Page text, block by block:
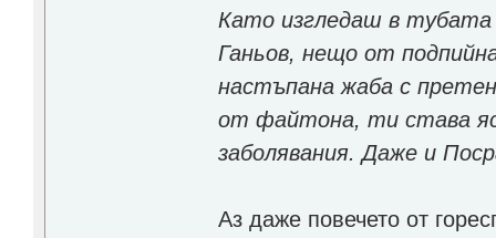
Като изгледаш в тубата
Ганьов, нещо от
настъпана жаба с
от файтона, ти става
заболявания. Даже и
Аз даже повечето от